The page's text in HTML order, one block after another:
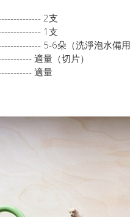
2支
1支
5-6朵（洗淨泡水備用
適量（切片）
適量